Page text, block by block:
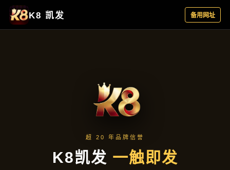
产品展示
首页 产品展示